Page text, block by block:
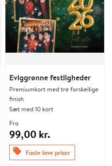
Eviggrønne festligheder
Premiumkort med tre forskellige
finish
Sæt med 10 kort
Fra
99,00 kr.
offers Faste lave priser